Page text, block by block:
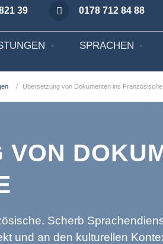
39 0178 712 84 88
SPRACHEN
Übersetzung von Dokumenten ins Französische
VON
Scherb
und an den kulturellen